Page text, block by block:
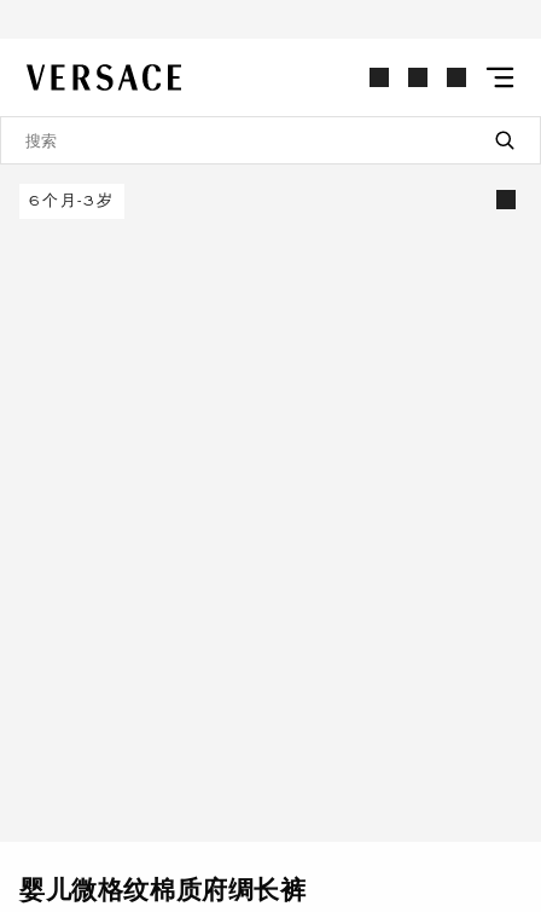
VERSACE | 主页
6个月-3岁
婴儿微格纹棉质府绸长裤